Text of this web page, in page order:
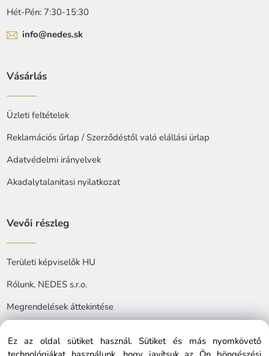
Hét-Pén: 7:30-15:30
info@nedes.sk
Vásárlás
Üzleti feltételek
Reklamációs űrlap / Szerződéstől való elállási ürlap
Adatvédelmi irányelvek
Akadalytalanitasi nyilatkozat
Vevői részleg
Területi képviselők HU
Rólunk, NEDES s.r.o.
Megrendelések áttekintése
Ez az oldal sütiket használ. Sütiket és más nyomkövető